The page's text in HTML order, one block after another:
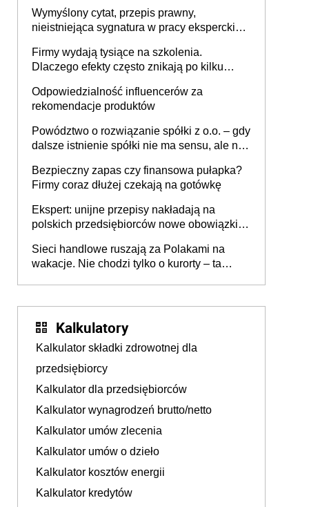
Wymyślony cytat, przepis prawny,
nieistniejąca sygnatura w pracy eksperckiej -
firmie
Firmy wydają tysiące na szkolenia.
Dlaczego efekty często znikają po kilku
Odpowiedzialność influencerów za
rekomendacje produktów
Powództwo o rozwiązanie spółki z o.o. – gdy
dalsze istnienie spółki nie ma sensu, ale nie
Bezpieczny zapas czy finansowa pułapka?
Firmy coraz dłużej czekają na gotówkę
Ekspert: unijne przepisy nakładają na
polskich przedsiębiorców nowe obowiązki w
Sieci handlowe ruszają za Polakami na
wakacje. Nie chodzi tylko o kurorty – ta
Kalkulatory
Kalkulator składki zdrowotnej dla
przedsiębiorcy
Kalkulator dla przedsiębiorców
Kalkulator wynagrodzeń brutto/netto
Kalkulator umów zlecenia
Kalkulator umów o dzieło
Kalkulator kosztów energii
Kalkulator kredytów